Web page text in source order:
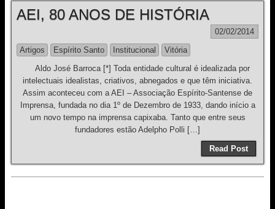
AEI, 80 ANOS DE HISTÓRIA
02/02/2014
Artigos
Espírito Santo Institucional
Vitória
Aldo José Barroca [*] Toda entidade cultural é idealizada por
intelectuais idealistas, criativos, abnegados e que têm iniciativa.
Assim aconteceu com a AEI – Associação Espírito-Santense de
Imprensa, fundada no dia 1º de Dezembro de 1933, dando início a
um novo tempo na imprensa capixaba. Tanto que entre seus
fundadores estão Adelpho Polli […]
Read Post